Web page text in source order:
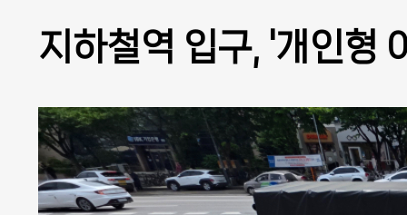
지하철역 입구, '개인형